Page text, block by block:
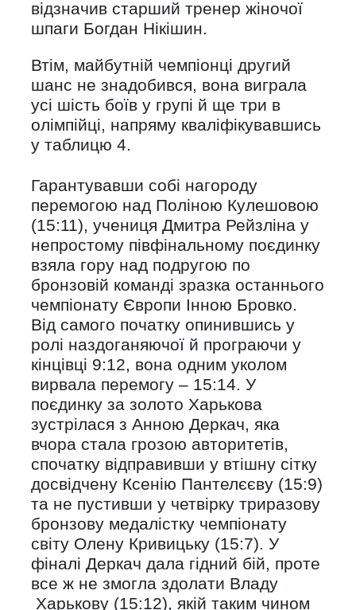
відзначив старший тренер жіночої
шпаги Богдан Нікішин.
Втім, майбутній чемпіонці другий
шанс не знадобився, вона виграла
усі шість боїв у групі й ще три в
олімпійці, напряму кваліфікувавшись
у таблицю 4.
Гарантувавши собі нагороду
перемогою над Поліною Кулешовою
(15:11), учениця Дмитра Рейзліна у
непростому півфінальному поєдинку
взяла гору над подругою по
бронзовій команді зразка останнього
чемпіонату Європи Інною Бровко.
Від самого початку опинившись у
ролі наздоганяючої й програючи у
кінцівці 9:12, вона одним уколом
вирвала перемогу – 15:14. У
поєдинку за золото Харькова
зустрілася з Анною Деркач, яка
вчора стала грозою авторитетів,
спочатку відправивши у втішну сітку
досвідчену Ксенію Пантелєєву (15:9)
та не пустивши у четвірку триразову
бронзову медалістку чемпіонату
світу Олену Кривицьку (15:7). У
фіналі Деркач дала гідний бій, проте
все ж не змогла здолати Владу
Харькову (15:12), якій таким чином